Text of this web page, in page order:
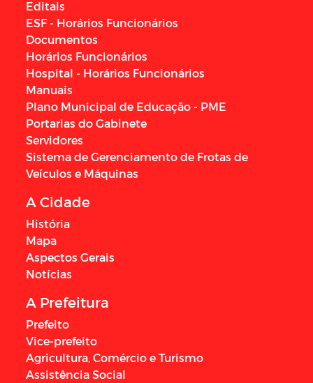
Editais
ESF - Horários Funcionários
Documentos
Horários Funcionários
Hospital - Horários Funcionários
Manuais
Plano Municipal de Educação - PME
Portarias do Gabinete
Servidores
Sistema de Gerenciamento de Frotas de
Veículos e Máquinas
A Cidade
História
Mapa
Aspectos Gerais
Notícias
A Prefeitura
Prefeito
Vice-prefeito
Agricultura, Comércio e Turismo
Assistência Social